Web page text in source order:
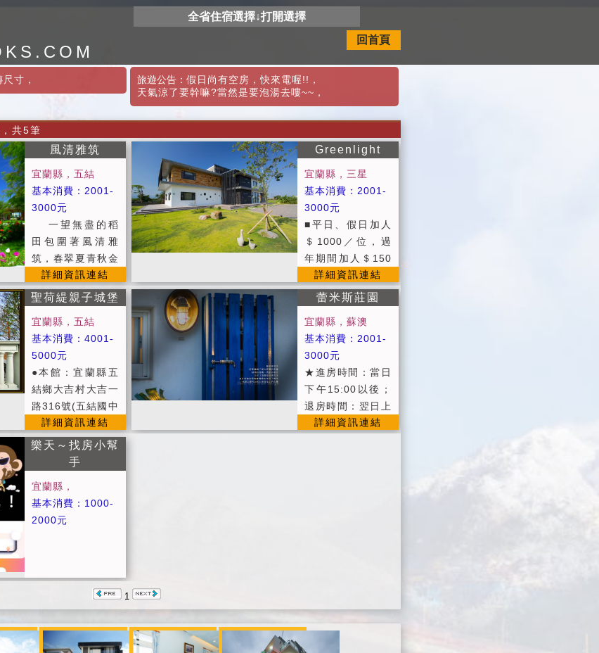
全省住宿選擇↓打開選擇
回首頁
尺寸 ， 旅遊公告： 假日尚有空房，快來電喔!! ，
天氣涼了要幹嘛?當然是要泡湯去嘍~~ ，
共5筆
風清雅筑
宜蘭縣，五結
基本消費：2001-
3000元
一望無盡的稻
田包圍著風清雅
筑，春翠夏青秋金
冬黃，四季變化，
美不勝收。 不管
是在五分鐘內快速
往來的北宜高，綠
色蒼蒼、藍色靛靛
的冬山河親水公
園，活動滿檔的國
立傳統藝術中心，
名聲遠揚，熱鬧非
凡的羅東夜市，距
離此地不過短短車
程，四通八達的交
宿旅遊的最佳選
擇。
詳細資訊連結
Greenlight
宜蘭縣，三星
基本消費：2001-
3000元
■平日、假日加人
＄1000／位，過
年期間加人＄150
0／位。 ■加床內
容:包含單人床，
沐浴用品，棉被，
枕頭，礦泉水，
飲料，早餐之提
供。 ■早餐提供焗
烤早餐、現磨現煮
咖啡。（8點開
始，9點半結束）
詳細資訊連結
聖荷緹親子城堡
宜蘭縣，五結
基本消費：4001-
5000元
●本館：宜蘭縣五
結鄉大吉村大吉一
路316號(五結國中
後方) ●新館：宜
蘭縣五結鄉孝威路
333巷1、3號(孝
威國小正方) ＊平
日：週一~週四 ＊
旺日：週日及連續
假日前、後一日
日 ＊貼心服務：
提供精緻早餐服
務，早餐為西式早
餐，由本堡精心料
詳細資訊連結
蕾米斯莊園
宜蘭縣，蘇澳
基本消費：2001-
3000元
★進房時間：當日
下午15:00以後；
退房時間：翌日上
午11:00以前。 ★
暖氣空調。 ★提
供中西式自助早餐
詳細資訊連結
樂天～找房小幫
手
宜蘭縣，
基本消費：1000-
2000元
詳細資訊連結
1